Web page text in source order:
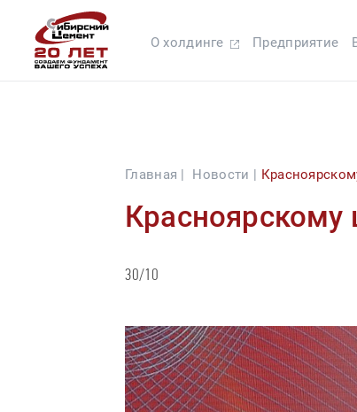
О холдинге Предприятие
Главная | Новости |
Красноярскому
30/10